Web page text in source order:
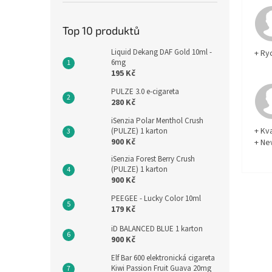
Top 10 produktů
Liquid Dekang DAF Gold 10ml -
6mg
195 Kč
PULZE 3.0 e-cigareta
280 Kč
iSenzia Polar Menthol Crush
(PULZE) 1 karton
900 Kč
iSenzia Forest Berry Crush
(PULZE) 1 karton
900 Kč
PEEGEE - Lucky Color 10ml
179 Kč
iD BALANCED BLUE 1 karton
900 Kč
Elf Bar 600 elektronická cigareta
Kiwi Passion Fruit Guava 20mg
+
+
+